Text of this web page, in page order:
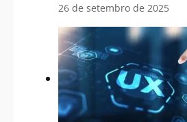
26 de setembro de 2025